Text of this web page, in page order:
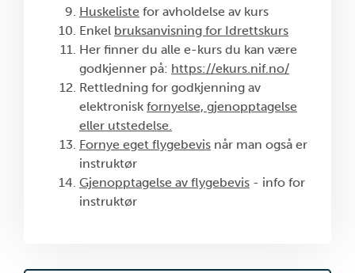
Huskeliste for avholdelse av kurs
Enkel bruksanvisning for Idrettskurs
Her finner du alle e-kurs du kan være
godkjenner på: https://ekurs.nif.no/
Rettledning for godkjenning av
elektronisk fornyelse, gjenopptagelse
eller utstedelse.
Fornye eget flygebevis når man også er
instruktør
Gjenopptagelse av flygebevis - info for
instruktør